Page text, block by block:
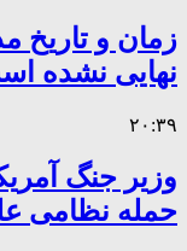
زمان و تاریخ
نهایی نشده
۲۰:۳۹
وزیر جنگ
حمله نظامی